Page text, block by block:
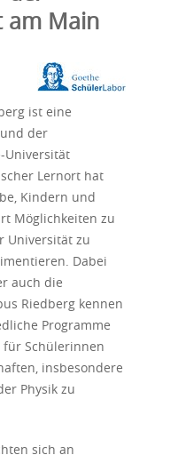
am Main
ist eine
der
Universität
Lernort hat
Kindern und
Möglichkeiten zu
Universität zu
Dabei
auch die
Riedberg kennen
Programme
Schülerinnen
insbesondere
Physik zu
sich an